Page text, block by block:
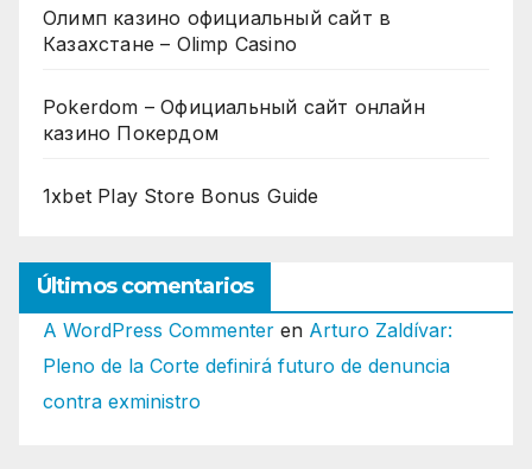
Олимп казино официальный сайт в
Казахстане – Olimp Casino
Pokerdom – Официальный сайт онлайн
казино Покердом
1xbet Play Store Bonus Guide
Últimos comentarios
A WordPress Commenter en Arturo Zaldívar:
Pleno de la Corte definirá futuro de denuncia
contra exministro